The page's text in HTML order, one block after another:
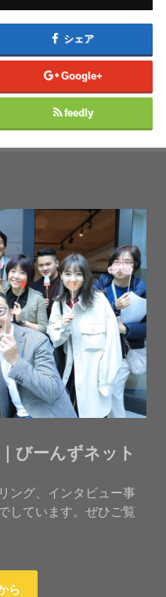
シェア
Google+
feedly
びーんずネット
ング、インタビュー事
しています。ぜひご覧
ら